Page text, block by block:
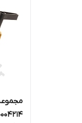
BOTAN anti fouling spr2